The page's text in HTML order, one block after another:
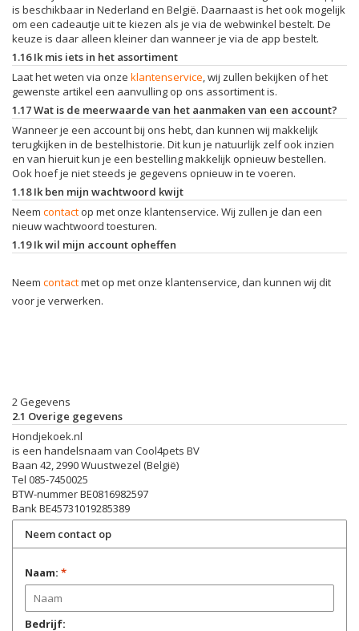
is beschikbaar in Nederland en België. Daarnaast is het ook mogelijk
om een cadeautje uit te kiezen als je via de webwinkel bestelt. De
keuze is daar alleen kleiner dan wanneer je via de app bestelt.
1.16 Ik mis iets in het assortiment
Laat het weten via onze klantenservice, wij zullen bekijken of het
gewenste artikel een aanvulling op ons assortiment is.
1.17 Wat is de meerwaarde van het aanmaken van een account?
Wanneer je een account bij ons hebt, dan kunnen wij makkelijk
terugkijken in de bestelhistorie. Dit kun je natuurlijk zelf ook inzien
en van hieruit kun je een bestelling makkelijk opnieuw bestellen.
Ook hoef je niet steeds je gegevens opnieuw in te voeren.
1.18 Ik ben mijn wachtwoord kwijt
Neem contact op met onze klantenservice. Wij zullen je dan een
nieuw wachtwoord toesturen.
1.19 Ik wil mijn account opheffen
Neem contactmet op met onze klantenservice, dan kunnen wij dit
voor je verwerken.
2 Gegevens
2.1 Overige gegevens
Hondjekoek.nl
is een handelsnaam van Cool4pets BV
Baan 42, 2990 Wuustwezel (België)
Tel 085-7450025
BTW-nummerBE0816982597
Bank BE45731019285389
Neem contact op
Naam: *
Bedrijf: